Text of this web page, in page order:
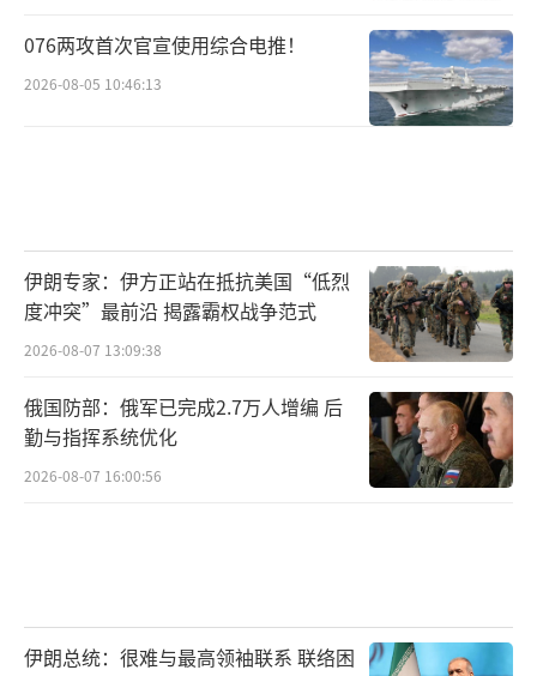
076两攻首次官宣使用综合电推！
2026-08-05 10:46:13
伊朗专家：伊方正站在抵抗美国“低烈
度冲突”最前沿 揭露霸权战争范式
2026-08-07 13:09:38
俄国防部：俄军已完成2.7万人增编 后
勤与指挥系统优化
2026-08-07 16:00:56
伊朗总统：很难与最高领袖联系 联络困